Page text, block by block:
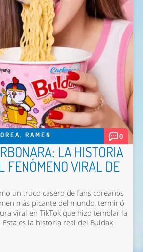
, RAMEN 0
LA HISTORIA
FENÓMENO VIRAL DE
un truco casero de fans coreanos
más picante del mundo, terminó
viral en TikTok que hizo temblar la
Esta es la historia real del Buldak